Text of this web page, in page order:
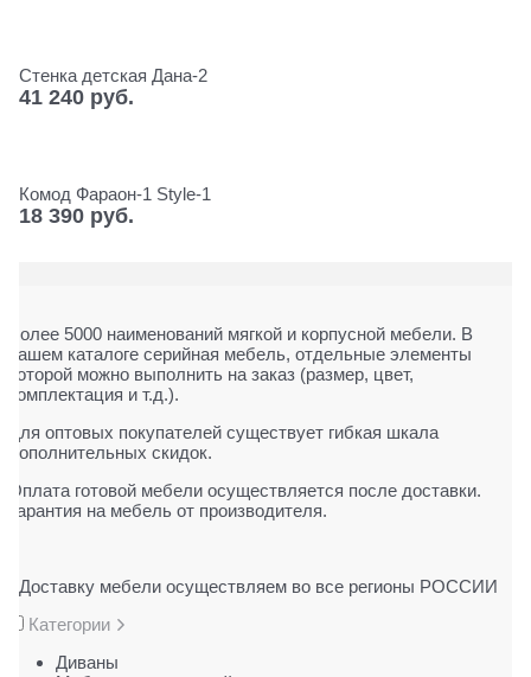
Стенка детская Дана-2
41 240 руб.
Комод Фараон-1 Style-1
18 390 руб.
Более 5000 наименований мягкой и корпусной мебели. В
нашем каталоге серийная мебель, отдельные элементы
которой можно выполнить на заказ (размер, цвет,
комплектация и т.д.).
Для оптовых покупателей существует гибкая шкала
дополнительных скидок.
Оплата готовой мебели осуществляется после доставки.
Гарантия на мебель от производителя.
Доставку мебели осуществляем во все регионы РОССИИ
Категории
Диваны